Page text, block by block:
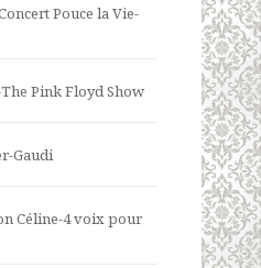
Pouce la Vie-
Pink Floyd Show
Gaudi
Céline-4 voix pour